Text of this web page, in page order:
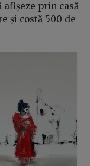
afișeze prin casă
și costă 500 de